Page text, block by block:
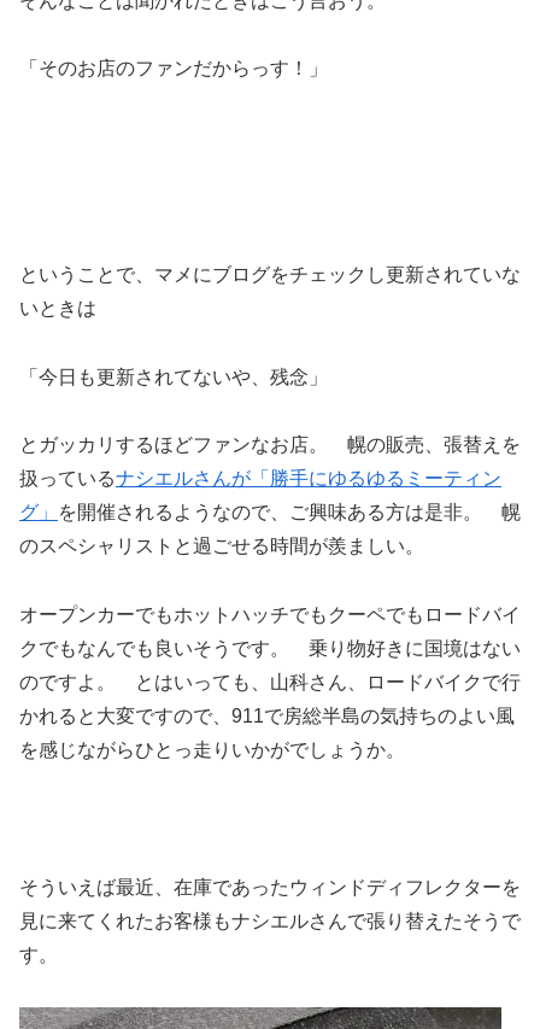
「そのお店のファンだからっす！」
ということで、マメにブログをチェックし更新されていな
いときは
「今日も更新されてないや、残念」
とガッカリするほどファンなお店。 幌の販売、張替えを
扱っているナシエルさんが「勝手にゆるゆるミーティン
グ」
を開催されるようなので、ご興味ある方は是非。 幌
のスペシャリストと過ごせる時間が羨ましい。
オープンカーでもホットハッチでもクーペでもロードバイ
クでもなんでも良いそうです。 乗り物好きに国境はない
のですよ。 とはいっても、山科さん、ロードバイクで行
かれると大変ですので、911で房総半島の気持ちのよい風
を感じながらひとっ走りいかがでしょうか。
そういえば最近、在庫であったウィンドディフレクターを
見に来てくれたお客様もナシエルさんで張り替えたそうで
す。